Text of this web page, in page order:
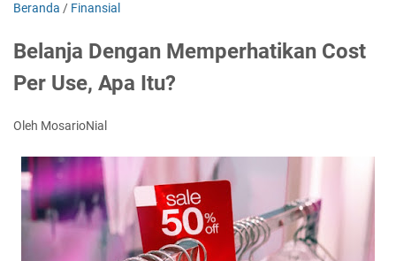
Beranda / Finansial
Belanja Dengan Memperhatikan Cost
Per Use, Apa Itu?
Oleh MosarioNial